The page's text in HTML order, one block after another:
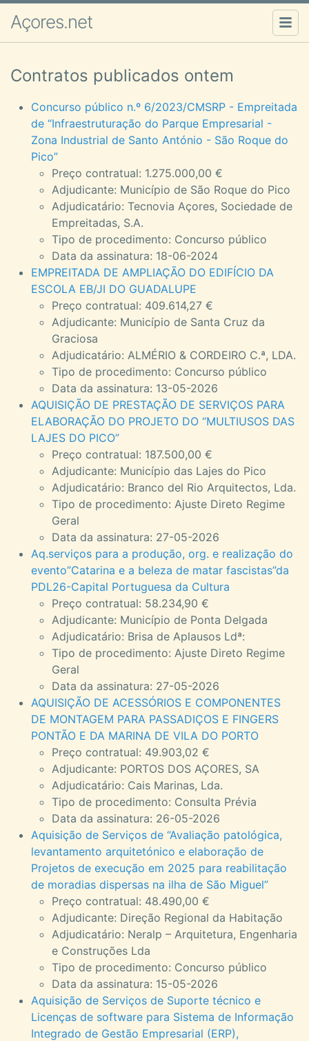
Açores.net
Contratos publicados ontem
Concurso público n.º 6/2023/CMSRP - Empreitada
de “Infraestruturação do Parque Empresarial -
Zona Industrial de Santo António - São Roque do
Pico”
Preço contratual: 1.275.000,00 €
Adjudicante: Município de São Roque do Pico
Adjudicatário: Tecnovia Açores, Sociedade de
Empreitadas, S.A.
Tipo de procedimento: Concurso público
Data da assinatura: 18-06-2024
EMPREITADA DE AMPLIAÇÃO DO EDIFÍCIO DA
ESCOLA EB/JI DO GUADALUPE
Preço contratual: 409.614,27 €
Adjudicante: Município de Santa Cruz da
Graciosa
Adjudicatário: ALMÉRIO & CORDEIRO C.ª, LDA.
Tipo de procedimento: Concurso público
Data da assinatura: 13-05-2026
AQUISIÇÃO DE PRESTAÇÃO DE SERVIÇOS PARA
ELABORAÇÃO DO PROJETO DO “MULTIUSOS DAS
LAJES DO PICO”
Preço contratual: 187.500,00 €
Adjudicante: Município das Lajes do Pico
Adjudicatário: Branco del Rio Arquitectos, Lda.
Tipo de procedimento: Ajuste Direto Regime
Geral
Data da assinatura: 27-05-2026
Aq.serviços para a produção, org. e realização do
evento”Catarina e a beleza de matar fascistas”da
PDL26-Capital Portuguesa da Cultura
Preço contratual: 58.234,90 €
Adjudicante: Município de Ponta Delgada
Adjudicatário: Brisa de Aplausos Ldª:
Tipo de procedimento: Ajuste Direto Regime
Geral
Data da assinatura: 27-05-2026
AQUISIÇÃO DE ACESSÓRIOS E COMPONENTES
DE MONTAGEM PARA PASSADIÇOS E FINGERS
PONTÃO E DA MARINA DE VILA DO PORTO
Preço contratual: 49.903,02 €
Adjudicante: PORTOS DOS AÇORES, SA
Adjudicatário: Cais Marinas, Lda.
Tipo de procedimento: Consulta Prévia
Data da assinatura: 26-05-2026
Aquisição de Serviços de “Avaliação patológica,
levantamento arquitetónico e elaboração de
Projetos de execução em 2025 para reabilitação
de moradias dispersas na ilha de São Miguel”
Preço contratual: 48.490,00 €
Adjudicante: Direção Regional da Habitação
Adjudicatário: Neralp – Arquitetura, Engenharia
e Construções Lda
Tipo de procedimento: Concurso público
Data da assinatura: 15-05-2026
Aquisição de Serviços de Suporte técnico e
Licenças de software para Sistema de Informação
Integrado de Gestão Empresarial (ERP),